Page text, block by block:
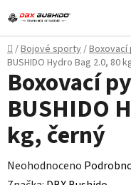
na
obsah
Domů
/Bojové sporty/
BUSHIDO Hydro Bag 2.0, 80
Boxovací
BUSHIDO
kg, černý
Průměrné
Neohodnoceno